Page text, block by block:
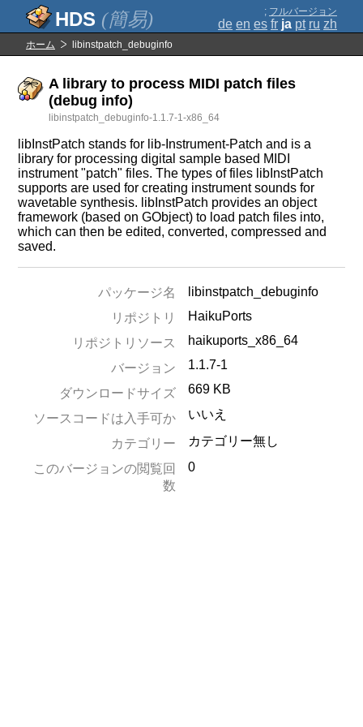
(簡易) ; フルバージョン
de en es fr ja pt ru zh
ホーム libinstpatch_debuginfo
A library to process MIDI patch files
(debug info)
libinstpatch_debuginfo-1.1.7-1-x86_64
libInstPatch stands for lib-Instrument-Patch and is a
library for processing digital sample based MIDI
instrument "patch" files. The types of files libInstPatch
supports are used for creating instrument sounds for
wavetable synthesis. libInstPatch provides an object
framework (based on GObject) to load patch files into,
which can then be edited, converted, compressed and
saved.
パッケージ名
libinstpatch_debuginfo
リポジトリ
HaikuPorts
リポジトリソース
haikuports_x86_64
バージョン
1.1.7-1
ダウンロードサイズ 669 KB
ソースコードは入手可か いいえ
カテゴリー
カテゴリー無し
このバージョンの閲覧回
数
0